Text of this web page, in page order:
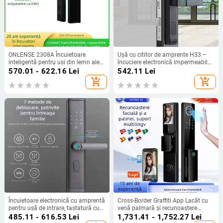
ONLENSE 2308A Încuietoare
inteligentă pentru uși din lemn ale
dormitorului, cu parolă, amprentă,
cartelă și deblocare de la distanță
(Tuya-compatibilă)
570.01 - 622.16 Lei
add_shopping_cart
Ușă cu cititor de amprente H33 –
încuciere electronică impermeabilă
pentru uși înguste și culisante; timp
de scanare <0,5 s; grosime ușă 2,5
cm sau mai mult; viață de
542.11 Lei
add_shopping_cart
Încuietoare electronică cu amprentă
pentru ușă de intrare, tastatură cu
parolă, securitate pentru casă,
485.11 - 616.53 Lei
Cross-Border Graffiti App Lacăt cu
venă palmară și recunoaștere
facială 3D, interfon video activ, lacăt
1,731.41 - 1,752.27 Lei